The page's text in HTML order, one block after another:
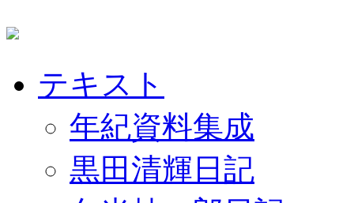
テキスト
年紀資料集成
黒田清輝日記